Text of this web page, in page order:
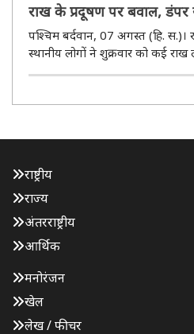
राख के प्रदूषण पर बवाल, डंपर
किया प्रदर्शन
पश्चिम बर्दवान, 07 अगस्त (हि.
स्थानीय लोगों ने शुक्रवार को कई राख
राष्ट्रीय
राज्य
अंतरराष्ट्रीय
आर्थिक
मनोरंजन
खेल
लेख / फीचर